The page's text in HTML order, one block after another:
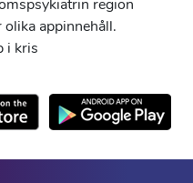
region
appinnehåll.
i kris